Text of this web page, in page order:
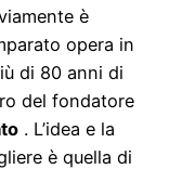
è
opera in
di 80 anni di
del fondatore
. L’idea e la
è quella di